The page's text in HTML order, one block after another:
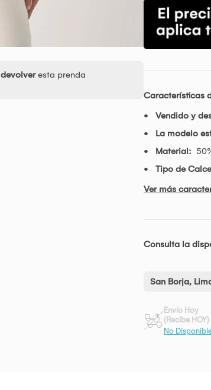
devolveresta prenda
Características
Vendido y
La modelo
Material:
Tipo de
Ver más
Consulta la
San Borja,
Envío Hoy
(Recibe HOY)
No